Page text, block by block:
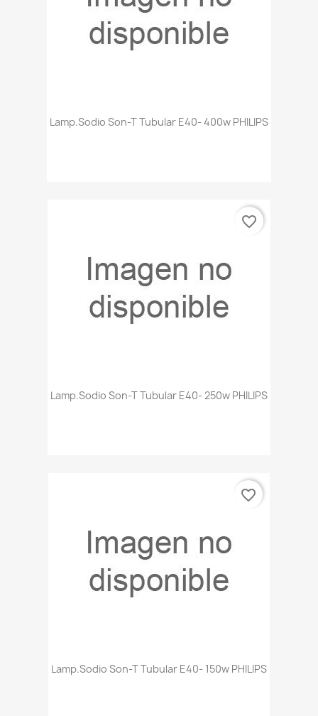
Lamp.sodio Son-T Tubular E40- 400w PHILIPS
Lamp.sodio Son-T Tubular E40- 250w PHILIPS
favorite_border
Lamp.sodio Son-T Tubular E40- 150w PHILIPS
favorite_border